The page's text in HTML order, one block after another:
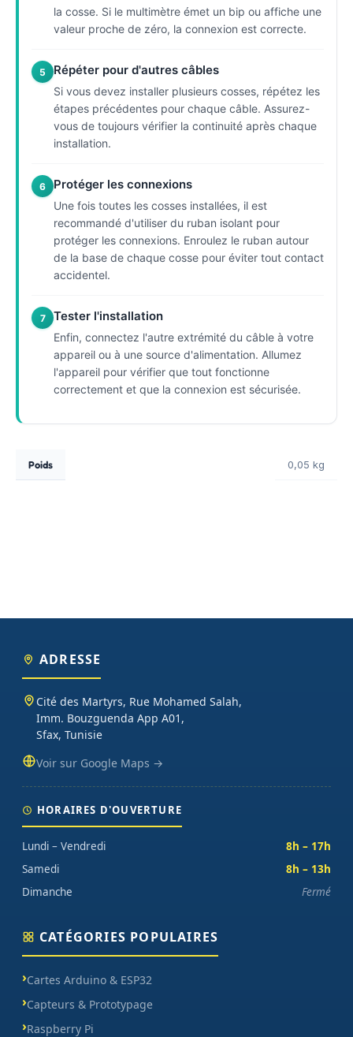
la cosse. Si le multimètre émet un bip ou affiche une
valeur proche de zéro, la connexion est correcte.
5 Répéter pour d'autres câbles
Si vous devez installer plusieurs cosses, répétez les
étapes précédentes pour chaque câble. Assurez-
vous de toujours vérifier la continuité après chaque
installation.
6 Protéger les connexions
Une fois toutes les cosses installées, il est
recommandé d'utiliser du ruban isolant pour
protéger les connexions. Enroulez le ruban autour
de la base de chaque cosse pour éviter tout contact
accidentel.
7 Tester l'installation
Enfin, connectez l'autre extrémité du câble à votre
appareil ou à une source d'alimentation. Allumez
l'appareil pour vérifier que tout fonctionne
correctement et que la connexion est sécurisée.
Poids 0,05 kg
ADRESSE
Cité des Martyrs, Rue Mohamed Salah,
Imm. Bouzguenda App A01,
Sfax, Tunisie
Voir sur Google Maps →
HORAIRES D'OUVERTURE
Lundi – Vendredi
8h – 17h
Samedi
8h – 13h
Dimanche
Fermé
CATÉGORIES POPULAIRES
Cartes Arduino & ESP32
Capteurs & Prototypage
Raspberry Pi